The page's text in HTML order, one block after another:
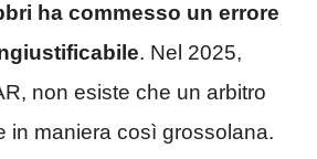
ha commesso un errore
. Nel 2025,
non esiste che un arbitro
in maniera così grossolana.